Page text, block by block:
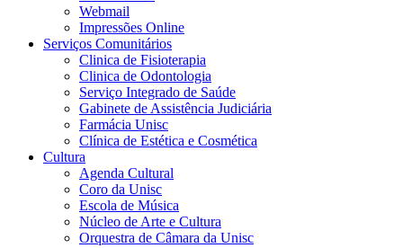
Webmail
Impressões Online
Serviços Comunitários
Clinica de Fisioterapia
Clinica de Odontologia
Serviço Integrado de Saúde
Gabinete de Assistência Judiciária
Farmácia Unisc
Clínica de Estética e Cosmética
Cultura
Agenda Cultural
Coro da Unisc
Escola de Música
Núcleo de Arte e Cultura
Orquestra de Câmara da Unisc